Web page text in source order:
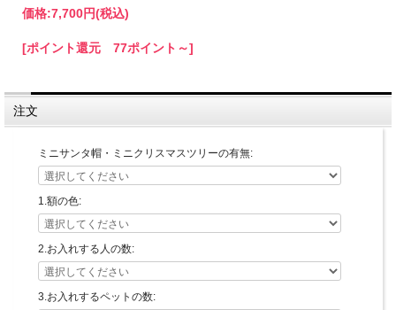
クリスマス仕様でかわいいサンタ帽をかぶせることが可能です♪
☆オプションで人とペット合わせて計4人（匹）までお入れできます。
☆人+ペット合わせて5人（匹）以上は別途お見積りさせていただきます。
お写真が必要ですので1人につき３枚ほど、LINE、メール、または郵送でお送りく
ださい。
※正面ではっきり写ってるもの
※服装・髪型・表情等細かなご指定がある場合は合わせてお知らせください。（内
容によってはオプション料金がかかる場合がございます。）
・LINEで送る⇒Marsha LINE公式アカウント
・郵送⇒〒556-0021 大阪市浪速区幸町3-5-2-1F 「手づくりアーティストのお店
価格:7,700円(税込)
[ポイント還元 77ポイント～]
注文
ミニサンタ帽・ミニクリスマスツリーの有無:
1.額の色:
2.お入れする人の数:
3.お入れするペットの数: